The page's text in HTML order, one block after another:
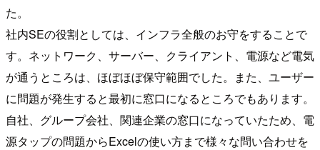
た。
社内SEの役割としては、インフラ全般のお守をすることで
す。ネットワーク、サーバー、クライアント、電源など電気
が通うところは、ほぼほぼ保守範囲でした。また、ユーザー
に問題が発生すると最初に窓口になるところでもあります。
自社、グループ会社、関連企業の窓口になっていたため、電
源タップの問題からExcelの使い方まで様々な問い合わせを